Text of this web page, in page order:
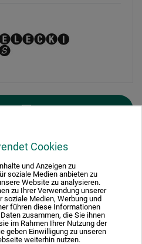
Cookies
und Anzeigen zu
soziale Medien anbieten zu
Website zu analysieren.
zu Ihrer Verwendung unserer
soziale Medien, Werbung und
führen diese Informationen
zusammen, die Sie ihnen
im Rahmen Ihrer Nutzung der
geben Einwilligung zu unseren
weiterhin nutzen.
1